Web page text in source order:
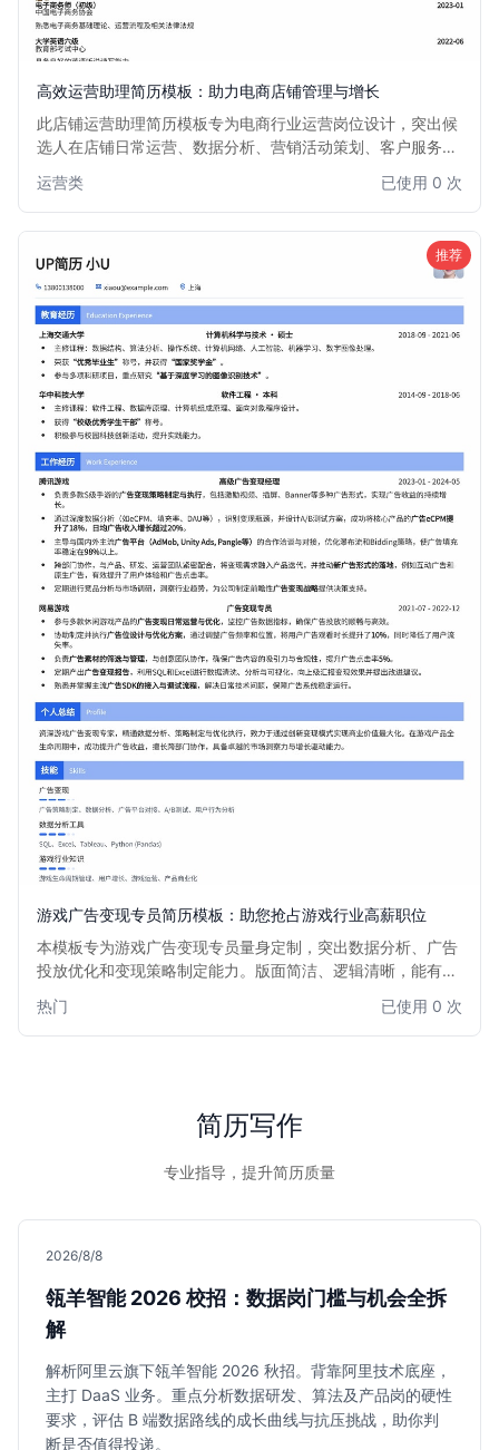
高效运营助理简历模板：助力电商店铺管理与增长
此店铺运营助理简历模板专为电商行业运营岗位设计，突出候
选人在店铺日常运营、数据分析、营销活动策划、客户服务等
速吸引招聘方目光，展现其在提升店铺业绩、优化运营效率方
面的潜力。适用于有一定电商运营经验或希望进入电商运营领
运营类 已使用 0 次
推荐
游戏广告变现专员简历模板：助您抢占游戏行业高薪职位
本模板专为游戏广告变现专员量身定制，突出数据分析、广告
投放优化和变现策略制定能力。版面简洁、逻辑清晰，能有效
众多求职者中脱颖而出，快速获得心仪的面试机会。
热门 已使用 0 次
简历写作
专业指导，提升简历质量
2026/8/8
瓴羊智能 2026 校招：数据岗门槛与机会全拆
解
解析阿里云旗下瓴羊智能 2026 秋招。背靠阿里技术底座，
主打 DaaS 业务。重点分析数据研发、算法及产品岗的硬性
要求，评估 B 端数据路线的成长曲线与抗压挑战，助你判
断是否值得投递。